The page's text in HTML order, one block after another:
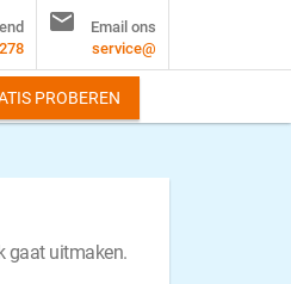
gaat uitmaken.

Email ons
service@
PROBEREN